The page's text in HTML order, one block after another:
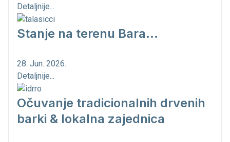
Detaljnije...
Stanje na terenu Bara...
28. Jun. 2026.
Detaljnije...
Očuvanje tradicionalnih drvenih
barki & lokalna zajednica